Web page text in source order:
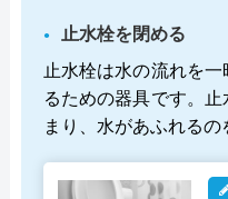
止水栓を閉める
止水栓は水の流れを
るための器具です。
まり、水があふれるの